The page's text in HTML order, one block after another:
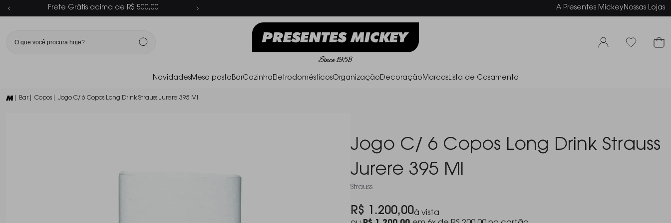
Parcelamento em até 6x sem juros A Presentes MickeyNossas Lojas
NovidadesMesa postaBarCozinhaEletrodomésticosOrganizaçãoDecoraçãoMarcasLista de Casamento
| Bar | Copos | Jogo C/ 6 Copos Long Drink Strauss Jurere 395 Ml
Jogo C/ 6 Copos Long Drink Strauss
Jurere 395 Ml
Strauss
R$ 1.200,00à vista